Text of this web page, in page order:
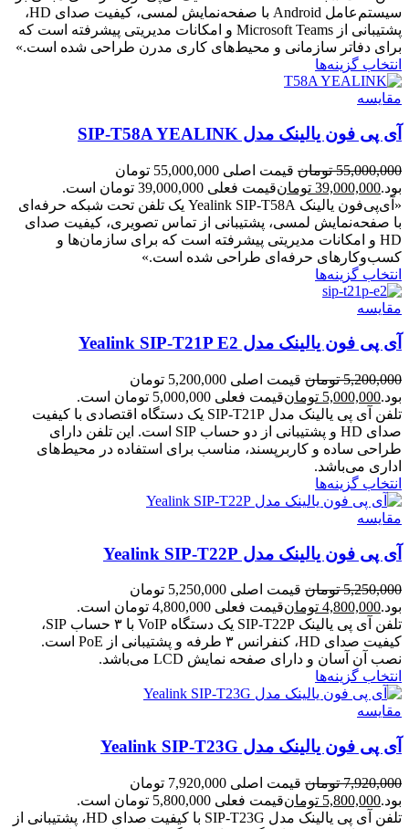
سیستم‌عامل Android با صفحه‌نمایش لمسی، کیفیت صدای HD،
پشتیبانی از Microsoft Teams و امکانات مدیریتی پیشرفته است که
برای دفاتر سازمانی و محیط‌های کاری مدرن طراحی شده است.»
انتخاب گزینه‌ها
مقایسه
آی پی فون یالینک مدل SIP-T58A YEALINK
55,000,000 تومان
قیمت اصلی 55,000,000 تومان
بود.39,000,000 تومانقیمت فعلی 39,000,000 تومان است.
«آی‌پی‌فون یالینک Yealink SIP‑T58A یک تلفن تحت شبکه حرفه‌ای
با صفحه‌نمایش لمسی، پشتیبانی از تماس تصویری، کیفیت صدای
HD و امکانات مدیریتی پیشرفته است که برای سازمان‌ها و
کسب‌وکارهای حرفه‌ای طراحی شده است.»
انتخاب گزینه‌ها
مقایسه
آی پی فون یالینک مدل Yealink SIP-T21P E2
5,200,000 تومان
قیمت اصلی 5,200,000 تومان
بود.5,000,000 تومانقیمت فعلی 5,000,000 تومان است.
تلفن آی پی یالینک مدل SIP-T21P یک دستگاه اقتصادی با کیفیت
صدای HD و پشتیبانی از دو حساب SIP است. این تلفن دارای
طراحی ساده و کاربرپسند، مناسب برای استفاده در محیط‌های
اداری می‌باشد.
انتخاب گزینه‌ها
مقایسه
آی پی فون یالینک مدل Yealink SIP-T22P
5,250,000 تومان
قیمت اصلی 5,250,000 تومان
بود.4,800,000 تومانقیمت فعلی 4,800,000 تومان است.
تلفن آی پی یالینک SIP-T22P یک دستگاه VoIP با ۳ حساب SIP،
کیفیت صدای HD، کنفرانس ۳ طرفه و پشتیبانی از PoE است.
نصب آن آسان و دارای صفحه نمایش LCD می‌باشد.
انتخاب گزینه‌ها
مقایسه
آی پی فون یالینک مدل Yealink SIP-T23G
7,920,000 تومان
قیمت اصلی 7,920,000 تومان
بود.5,800,000 تومانقیمت فعلی 5,800,000 تومان است.
تلفن آی پی یالینک مدل SIP-T23G با کیفیت صدای HD، پشتیبانی از